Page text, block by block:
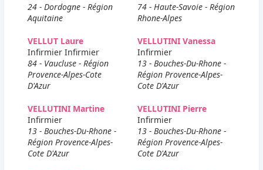
24 - Dordogne - Région
Aquitaine
74 - Haute-Savoie - Région
Rhone-Alpes
VELLUT Laure
Infirmier Infirmier
84 - Vaucluse - Région
Provence-Alpes-Cote
D'Azur
VELLUTINI Vanessa
Infirmier
13 - Bouches-Du-Rhone -
Région Provence-Alpes-
Cote D'Azur
VELLUTINI Martine
Infirmier
13 - Bouches-Du-Rhone -
Région Provence-Alpes-
Cote D'Azur
VELLUTINI Pierre
Infirmier
13 - Bouches-Du-Rhone -
Région Provence-Alpes-
Cote D'Azur